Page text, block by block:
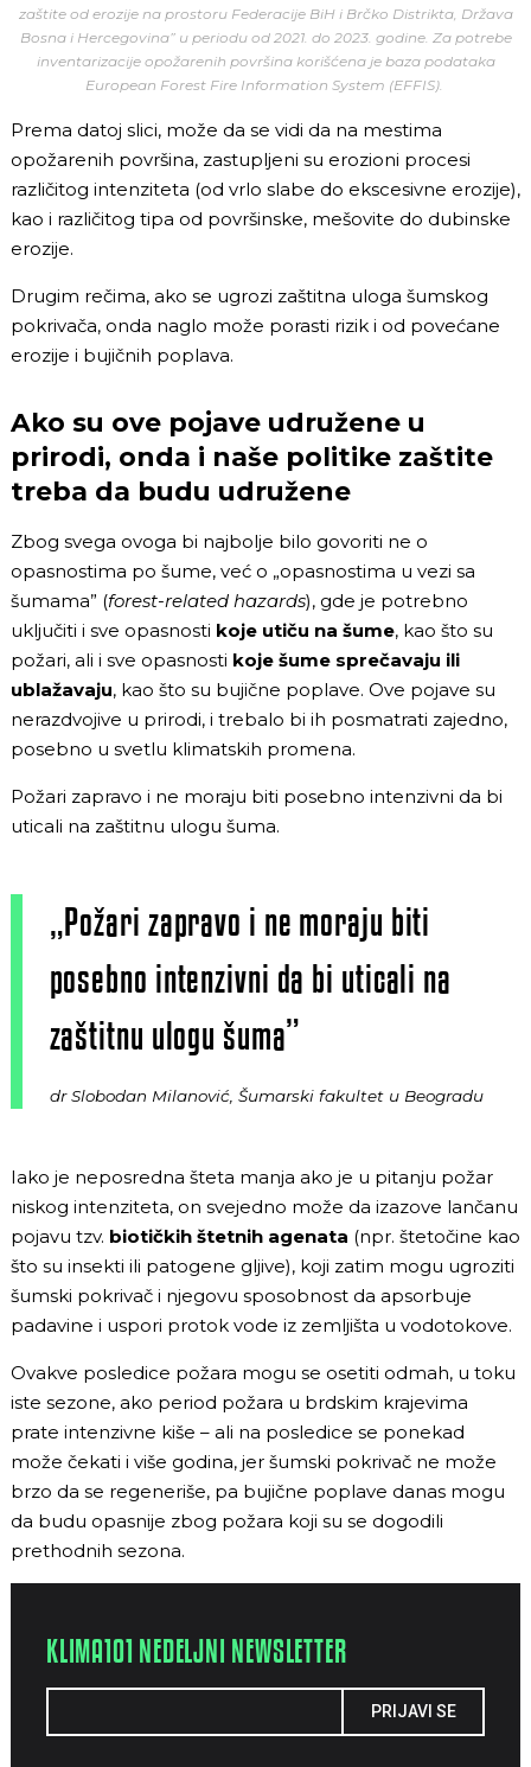
zaštite od erozije na prostoru Federacije BiH i Brčko Distrikta, Država
Bosna i Hercegovina” u periodu od 2021. do 2023. godine. Za potrebe
inventarizacije opožarenih površina korišćena je baza podataka
European Forest Fire Information System (EFFIS).
Prema datoj slici, može da se vidi da na mestima
opožarenih površina, zastupljeni su erozioni procesi
različitog intenziteta (od vrlo slabe do ekscesivne erozije),
kao i različitog tipa od površinske, mešovite do dubinske
erozije.
Drugim rečima, ako se ugrozi zaštitna uloga šumskog
pokrivača, onda naglo može porasti rizik i od povećane
erozije i bujičnih poplava.
Ako su ove pojave udružene u
prirodi, onda i naše politike zaštite
treba da budu udružene
Zbog svega ovoga bi najbolje bilo govoriti ne o
opasnostima po šume, već o „opasnostima u vezi sa
šumama” (forest-related hazards), gde je potrebno
uključiti i sve opasnosti koje utiču na šume, kao što su
požari, ali i sve opasnosti koje šume sprečavaju ili
ublažavaju, kao što su bujične poplave. Ove pojave su
nerazdvojive u prirodi, i trebalo bi ih posmatrati zajedno,
posebno u svetlu klimatskih promena.
Požari zapravo i ne moraju biti posebno intenzivni da bi
uticali na zaštitnu ulogu šuma.
„Požari zapravo i ne moraju biti
posebno intenzivni da bi uticali na
zaštitnu ulogu šuma”
dr Slobodan Milanović, Šumarski fakultet u Beogradu
Iako je neposredna šteta manja ako je u pitanju požar
niskog intenziteta, on svejedno može da izazove lančanu
pojavu tzv. biotičkih štetnih agenata (npr. štetočine kao
što su insekti ili patogene gljive), koji zatim mogu ugroziti
šumski pokrivač i njegovu sposobnost da apsorbuje
padavine i uspori protok vode iz zemljišta u vodotokove.
Ovakve posledice požara mogu se osetiti odmah, u toku
iste sezone, ako period požara u brdskim krajevima
prate intenzivne kiše – ali na posledice se ponekad
može čekati i više godina, jer šumski pokrivač ne može
brzo da se regeneriše, pa bujične poplave danas mogu
da budu opasnije zbog požara koji su se dogodili
prethodnih sezona.
KLIMA101 NEDELJNI NEWSLETTER
PRIJAVI SE